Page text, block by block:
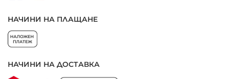
НАЧИНИ НА ПЛАЩАНЕ
НАЧИНИ НА ДОСТАВКА